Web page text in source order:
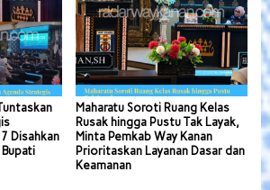
Disahkan
Maharatu Soroti Ruang Kelas
Rusak hingga Pustu Tak Layak,
Minta Pemkab Way Kanan
Prioritaskan Layanan Dasar dan
Keamanan